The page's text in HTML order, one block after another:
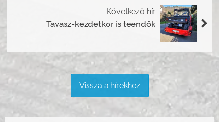
Következő hír
Tavasz-kezdetkor is teendők
Vissza a hírekhez